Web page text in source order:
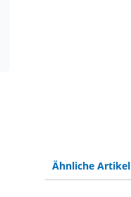
Ähnliche Artikel